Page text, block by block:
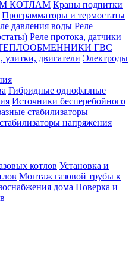
КОТЛАМ Краны подпитки
Программаторы и термостаты
давления воды Реле
Реле протока, датчики
ГВС
двигатели Электроды
Гибридные однофазные
Источники бесперебойного
стабилизаторы
напряжения
котлов Установка и
Монтаж газовой трубы к
дома Поверка и